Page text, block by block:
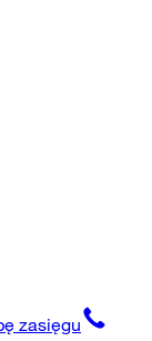
zasięgu